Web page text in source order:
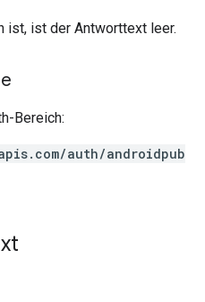
ist, ist der Antworttext leer.
Bereich:
auth/androidpub